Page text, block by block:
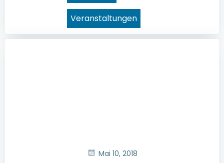
Veranstaltungen
Mai 10, 2018